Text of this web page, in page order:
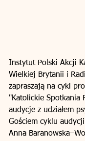
Instytut Polski Akcji
Wielkiej Brytanii i
zapraszają na cykl
"Katolickie Spotkania
audycje z udziałem
Gościem cyklu
Anna